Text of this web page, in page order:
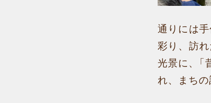
通りには
彩り、訪
光景に、「
れ、まちの